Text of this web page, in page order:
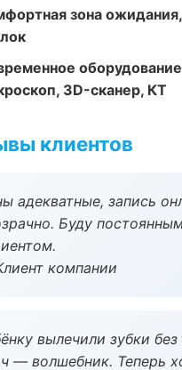
зона
3D-сканер, КТ
клиентов
адекватные, запись
Буду
компании
вылечили зубки без
— волшебник. Теперь